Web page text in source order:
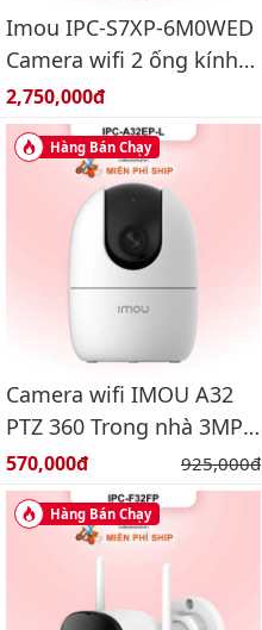
Imou IPC-S7XP-6M0WED
Camera wifi 2 ống kính
quay quét ngoài trời
6MP
Giá bán:
2,750,000đ
Hàng Bán Chạy
Camera wifi IMOU A32
PTZ 360 Trong nhà 3MP
IPC-A32EP-L
Giá bán:
570,000đ Giá gốc:
925,000đ
Hàng Bán Chạy